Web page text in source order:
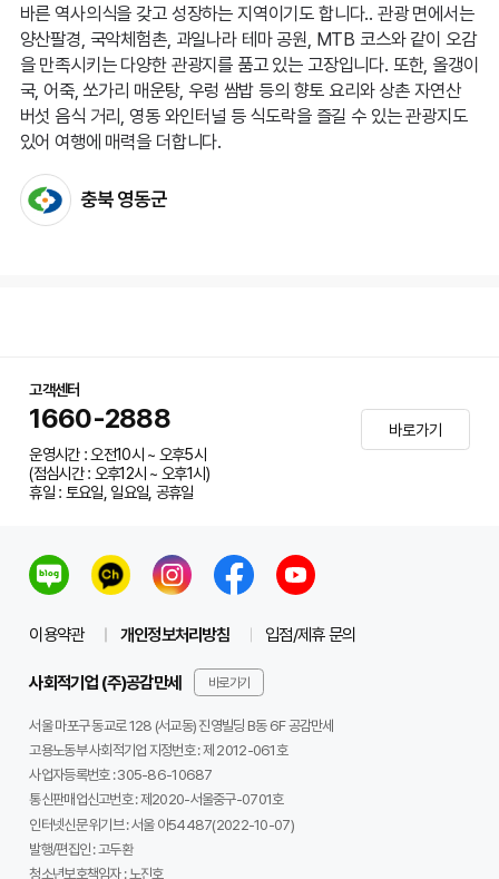
바른 역사의식을 갖고 성장하는 지역이기도 합니다.. 관광 면에서는
양산팔경, 국악체험촌, 과일나라 테마 공원, MTB 코스와 같이 오감
을 만족시키는 다양한 관광지를 품고 있는 고장입니다. 또한, 올갱이
국, 어죽, 쏘가리 매운탕, 우렁 쌈밥 등의 향토 요리와 상촌 자연산
버섯 음식 거리, 영동 와인터널 등 식도락을 즐길 수 있는 관광지도
있어 여행에 매력을 더합니다.
충북 영동군
고객센터
1660-2888
운영시간 : 오전10시 ~ 오후5시
(점심시간 : 오후12시 ~ 오후1시)
휴일 : 토요일, 일요일, 공휴일
바로가기
이용약관 개인정보처리방침 입점/제휴 문의
사회적기업 (주)공감만세 바로가기
서울 마포구 동교로 128 (서교동) 진영빌딩 B동 6F 공감만세
고용노동부 사회적기업 지정번호 : 제 2012-061호
사업자등록번호 :305-86-10687
통신판매업신고번호 :제2020-서울중구-0701호
인터넷신문 위기브 :서울 아54487(2022-10-07)
발행/편집인 :고두환
청소년보호책임자 :노진호